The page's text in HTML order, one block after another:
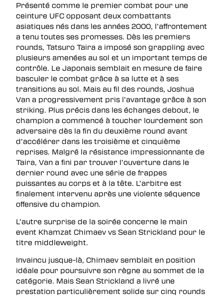
Présenté comme le premier combat pour une
ceinture UFC opposant deux combattants
asiatiques nés dans les années 2000, l’affrontement
a tenu toutes ses promesses. Dès les premiers
rounds, Tatsuro Taira a imposé son grappling avec
plusieurs amenées au sol et un important temps de
contrôle. Le Japonais semblait en mesure de faire
basculer le combat grâce à sa lutte et à ses
transitions au sol. Mais au fil des rounds, Joshua
Van a progressivement pris l’avantage grâce à son
striking. Plus précis dans les échanges debout, le
champion a commencé à toucher lourdement son
adversaire dès la fin du deuxième round avant
d’accélérer dans les troisième et cinquième
reprises. Malgré la résistance impressionnante de
Taira, Van a fini par trouver l’ouverture dans le
dernier round avec une série de frappes
puissantes au corps et à la tête. L’arbitre est
finalement intervenu après une violente séquence
offensive du champion.
L’autre surprise de la soirée concerne le main
event Khamzat Chimaev vs Sean Strickland pour le
titre middleweight.
Invaincu jusque-là, Chimaev semblait en position
idéale pour poursuivre son règne au sommet de la
catégorie. Mais Sean Strickland a livré une
prestation particulièrement solide sur cinq rounds